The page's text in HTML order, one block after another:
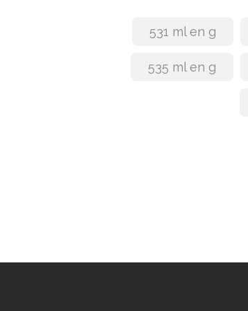
531 ml en g
535 ml en g